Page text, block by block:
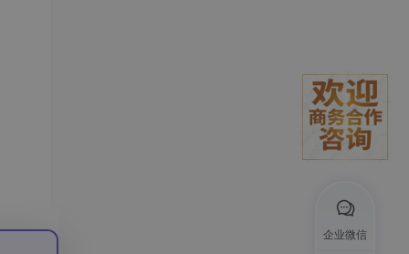
企业微信